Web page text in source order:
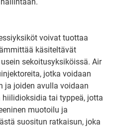
voivat tuottaa
käsiteltävät
sekoitusyksiköissä. Air
jotka voidaan
ja joiden avulla voidaan
tai typpeä, jotta
muotoilu ja
suositun ratkaisun, joka